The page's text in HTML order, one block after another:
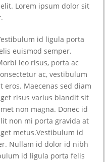
Lorem ipsum dolor sit
id ligula porta
euismod semper.
leo risus, porta ac
ac, vestibulum
eros. Maecenas sed diam
risus varius blandit sit
non magna. Donec id
non mi porta gravida at
metus.Vestibulum id
Nullam id dolor id nibh
id ligula porta felis